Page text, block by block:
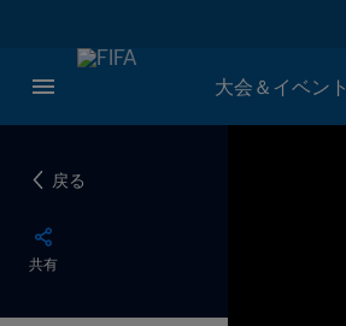
大会＆イベント
戻る
共有